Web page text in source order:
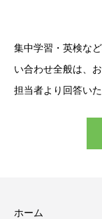
集中学習・英検な
い合わせ全般は、
担当者より回答いた
ホーム